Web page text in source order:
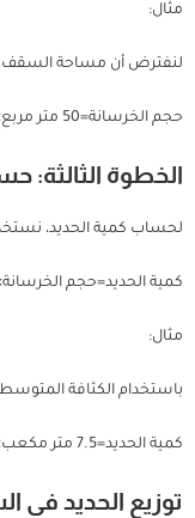
مثال:
لنفترض أن مساحة السقف هي 50 متر مربع وسمك السقف
حجم الخرسانة=50 متر مربع×0.15 متر=7.5 متر مكعب
الخطوة الثالثة:
لحساب كمية الحديد،
كمية الحديد=حجم
مثال:
باستخدام الكثافة المتوسطة للحديد
كمية الحديد=7.5 متر مكعب×100 كجم/متر مكعب=750 كيلوجرام
توزيع الحديد في